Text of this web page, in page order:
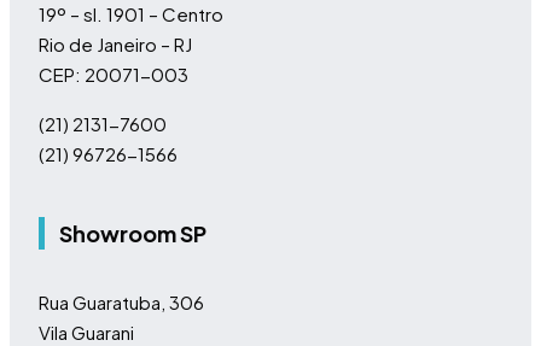
19º – sl. 1901 – Centro
Rio de Janeiro – RJ
CEP: 20071-003
(21) 2131-7600
(21) 96726-1566
Showroom SP
Rua Guaratuba, 306
Vila Guarani